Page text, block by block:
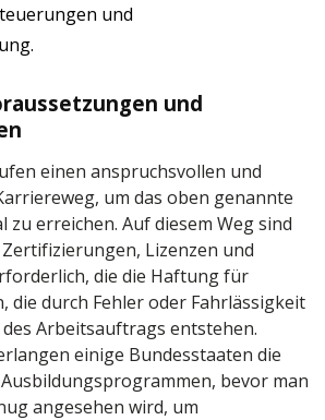
und
und
einen anspruchsvollen und
um das oben genannte
zu erreichen. Auf diesem Weg sind
Lizenzen und
die die Haftung für
die durch Fehler oder Fahrlässigkeit
Arbeitsauftrags entstehen.
einige Bundesstaaten die
bevor man
angesehen wird, um